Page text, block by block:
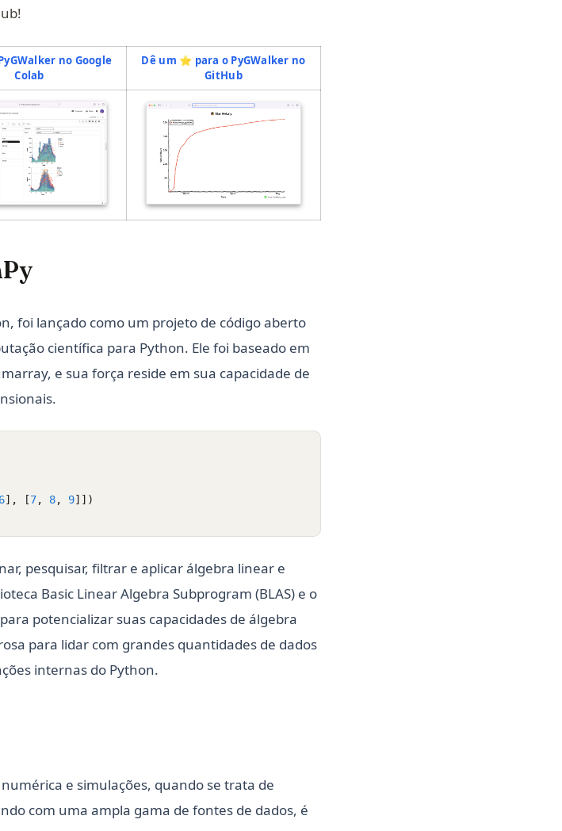
no Google
Colab(opens in a new tab)
Dê um ⭐️ para o PyGWalker no
GitHub(opens in a new tab)
(opens in a new tab) (opens in a new tab)
foi lançado como um projeto de código aberto
científica para Python. Ele foi baseado em
e sua força reside em sua capacidade de
6], [7, 8, 9]])
pesquisar, filtrar e aplicar álgebra linear e
Basic Linear Algebra Subprogram (BLAS) e o
potencializar suas capacidades de álgebra
para lidar com grandes quantidades de dados
internas do Python.
e simulações, quando se trata de
com uma ampla gama de fontes de dados, é